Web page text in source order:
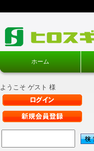
ホーム
ようこそ ゲスト 様